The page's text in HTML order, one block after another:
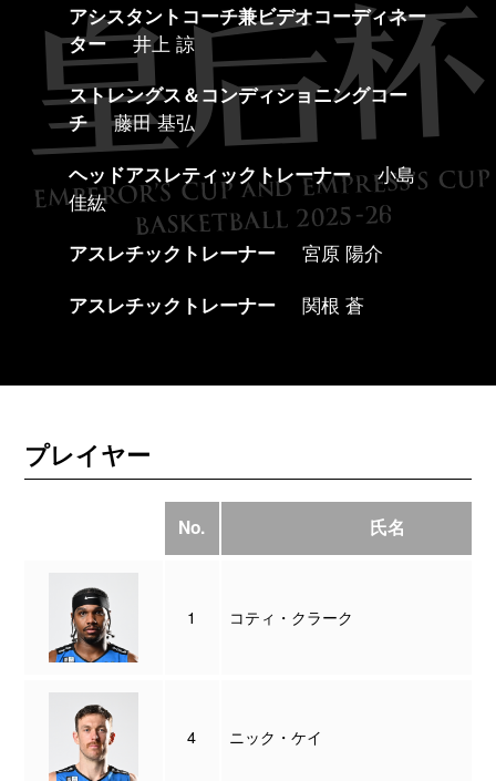
アシスタントコーチ兼ビデオコーディネー
ター
井上 諒
ストレングス＆コンディショニングコー
チ
藤田 基弘
ヘッドアスレティックトレーナー
小島
佳紘
アスレチックトレーナー
宮原 陽介
アスレチックトレーナー
関根 蒼
プレイヤー
No. 氏名
1 コティ・クラーク
4 ニック・ケイ